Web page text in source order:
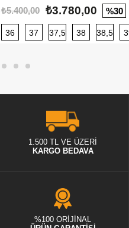
40 40,5 41 42 42,5
₺5.400,00 ₺3.780,00 %30
36 37 37,5 38 38,5
1.500 TL VE ÜZERİ
KARGO BEDAVA
%100 ORİJİNAL